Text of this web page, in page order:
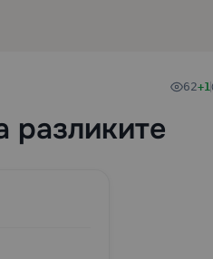
62+1
разликите